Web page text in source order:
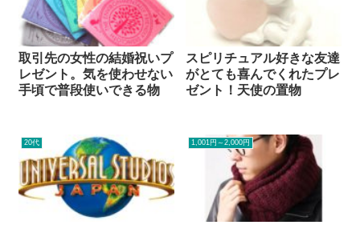
取引先の女性の結婚祝いプ
レゼント。気を使わせない
手頃で普段使いできる物
スピリチュアル好きな友達
がとても喜んでくれたプレ
ゼント！天使の置物
20代 1,001円～2,000円